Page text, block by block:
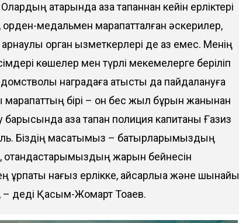
қатарында қаза тапқаннан кейін ерліктері
орден-медальмен марапатталған әскерилер,
арнаулы орган қызметкерлері де аз емес. Менің
көшелер мен түрлі мекемелерге беріліп
наградаға қатысты да пайдалануға
бірі – он бес жыл бұрын жанынан
қаза тапқан полиция капитаны Ғазиз
Біздің мақсатымыз – батырларымыздың
отандастарымыздың жарқын бейнесін
ұрпақты нағыз ерлікке, қайсарлыққа және шынайы
– деді Қасым-Жомарт Тоқаев.